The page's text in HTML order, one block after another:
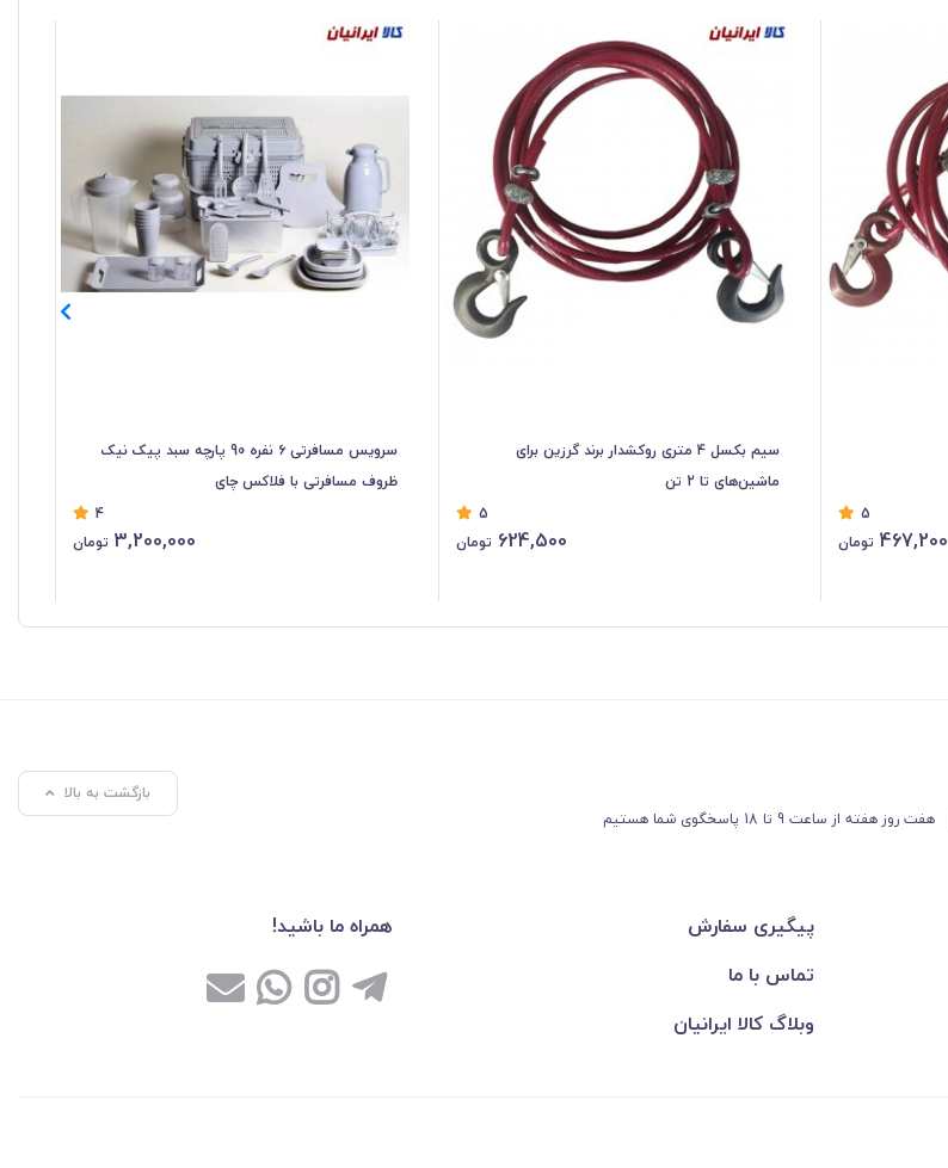
5
467,200 تومان
سیم بکسل 4 متری روکشدار برند گرزین برای
ماشین‌های تا 2 تن
5
624,500 تومان
سرویس مسافرتی ۶ نفره 90 پارچه سبد پیک نیک
ظروف مسافرتی با فلاکس چای
4
3,200,000 تومان
هفت روز هفته از ساعت 9 تا 18 پاسخگوی شما هستیم
بازگشت به بالا
پیگیری سفارش
تماس با ما
وبلاگ کالا ایرانیان
همراه ما باشید!